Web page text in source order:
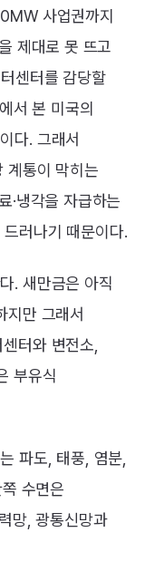
사업권까지
제대로 못 뜨고
센터를 감당할
서 본 미국의
다. 그래서
계통이 막히는
·냉각을 자급하는
러나기 때문이다.
. 새만금은 아직
지만 그래서
터와 변전소,
부유식
파도, 태풍, 염분,
수면은
망, 광통신망과